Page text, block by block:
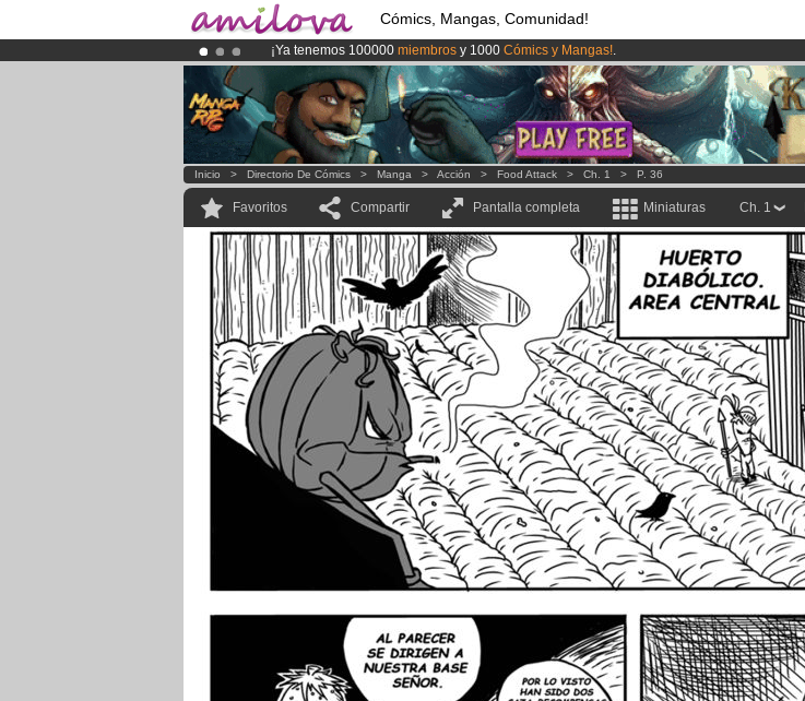
Cómics, Mangas, Comunidad!
¡Ya tenemos 100000 miembros y 1000 Cómics y Mangas!.
¡El Kickstarter Amilova está desormado lanzado!.
¡Conviertete en Premium por3.95 euros al mes!Hazte Premium ya
Inicio > Directorio De Cómics > Manga > Acción > Food Attack > Ch. 1 > P. 36
Favoritos Compartir Pantalla completa Miniaturas Ch. 1